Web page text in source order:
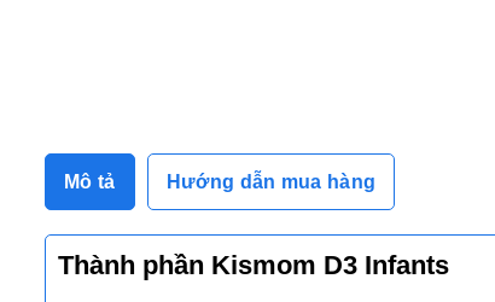
Mô tả Hướng dẫn mua hàng
Thành phần Kismom D3 Infants